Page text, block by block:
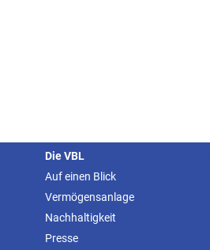
Die VBL
Auf einen Blick
Vermögensanlage
Nachhaltigkeit
Presse